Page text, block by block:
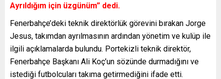
Ayrıldığım için üzgünüm” dedi.
Fenerbahçe’deki teknik direktörlük görevini bırakan Jorge
Jesus, takımdan ayrılmasının ardından yönetim ve kulüp ile
ilgili açıklamalarda bulundu. Portekizli teknik direktör,
Fenerbahçe Başkanı Ali Koç’un sözünde durmadığını ve
istediği futbolcuları takıma getirmediğini ifade etti.